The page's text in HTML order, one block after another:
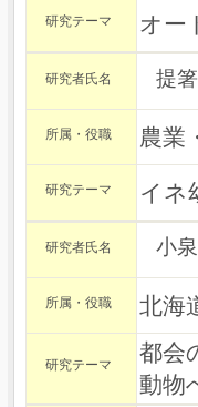
研究テーマ オー
研究者氏名 提
所属・役職 農業
研究テーマ イネ
研究者氏名 小
所属・役職 北海
研究テーマ
都会
動物